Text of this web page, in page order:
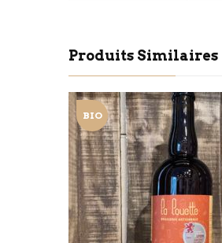
Produits Similaires
BIO